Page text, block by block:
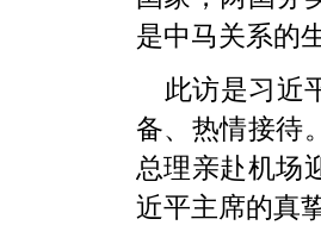
是中马关系的
此访是习近
备、热情接待
总理亲赴机场
近平主席的真